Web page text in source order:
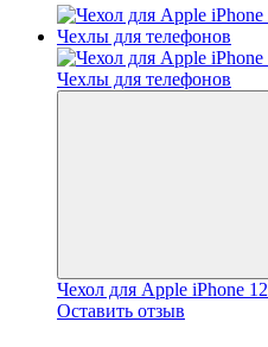
Чехол для Apple iPhone
Оставить отзыв